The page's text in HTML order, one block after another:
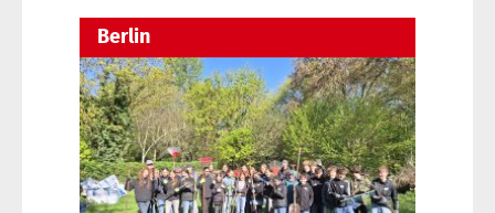
Berlin